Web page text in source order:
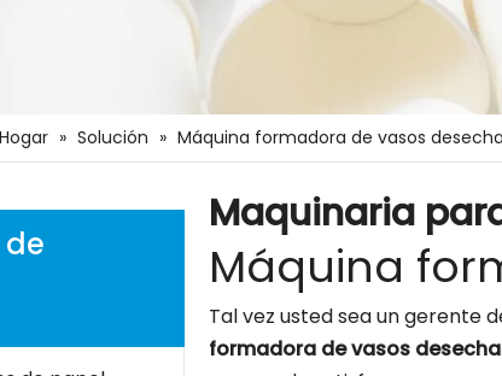
Hogar » Solución » Máquina formadora de vasos
Maquinaria
Máquina
Tal vez usted sea un gerente
formadora de vasos